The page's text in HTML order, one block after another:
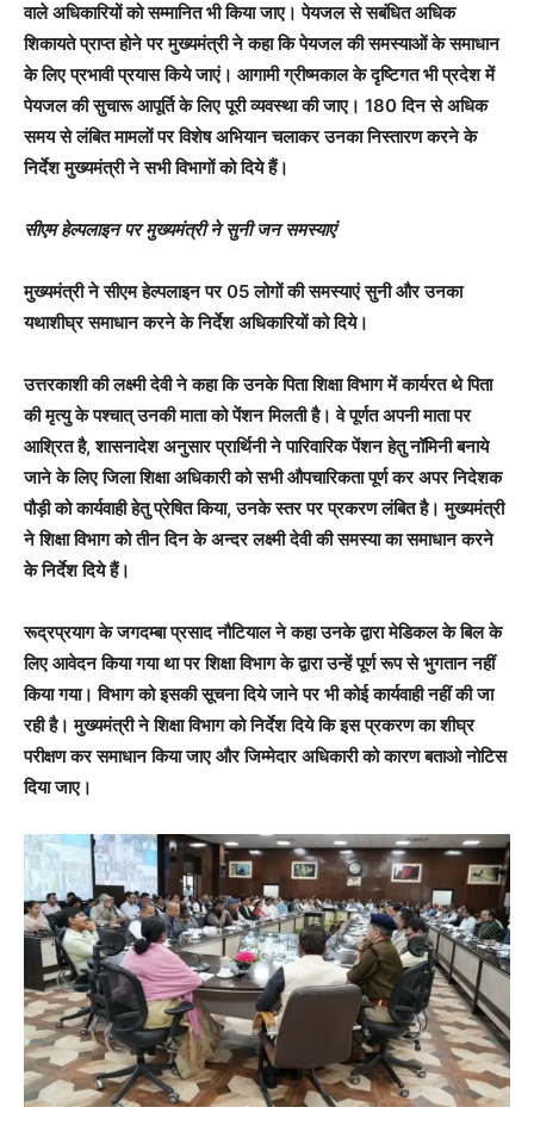
वाले अधिकारियों को सम्मानित भी किया जाए। पेयजल से सबंधित अधिक
शिकायते प्राप्त होने पर मुख्यमंत्री ने कहा कि पेयजल की समस्याओं के समाधान
के लिए प्रभावी प्रयास किये जाएं। आगामी ग्रीष्मकाल के दृष्टिगत भी प्रदेश में
पेयजल की सुचारू आपूर्ति के लिए पूरी व्यवस्था की जाए। 180 दिन से अधिक
समय से लंबित मामलों पर विशेष अभियान चलाकर उनका निस्तारण करने के
निर्देश मुख्यमंत्री ने सभी विभागों को दिये हैं।
सीएम हेल्पलाइन पर मुख्यमंत्री ने सुनी जन समस्याएं
मुख्यमंत्री ने सीएम हेल्पलाइन पर 05 लोगों की समस्याएं सुनी और उनका
यथाशीघ्र समाधान करने के निर्देश अधिकारियों को दिये।
उत्तरकाशी की लक्ष्मी देवी ने कहा कि उनके पिता शिक्षा विभाग में कार्यरत थे पिता
की मृत्यु के पश्चात् उनकी माता को पेंशन मिलती है। वे पूर्णत अपनी माता पर
आश्रित है, शासनादेश अनुसार प्रार्थिनी ने पारिवारिक पेंशन हेतु नॉमिनी बनाये
जाने के लिए जिला शिक्षा अधिकारी को सभी औपचारिकता पूर्ण कर अपर निदेशक
पौड़ी को कार्यवाही हेतु प्रेषित किया, उनके स्तर पर प्रकरण लंबित है। मुख्यमंत्री
ने शिक्षा विभाग को तीन दिन के अन्दर लक्ष्मी देवी की समस्या का समाधान करने
के निर्देश दिये हैं।
रूद्रप्रयाग के जगदम्बा प्रसाद नौटियाल ने कहा उनके द्वारा मेडिकल के बिल के
लिए आवेदन किया गया था पर शिक्षा विभाग के द्वारा उन्हें पूर्ण रूप से भुगतान नहीं
किया गया। विभाग को इसकी सूचना दिये जाने पर भी कोई कार्यवाही नहीं की जा
रही है। मुख्यमंत्री ने शिक्षा विभाग को निर्देश दिये कि इस प्रकरण का शीघ्र
परीक्षण कर समाधान किया जाए और जिम्मेदार अधिकारी को कारण बताओ नोटिस
दिया जाए।